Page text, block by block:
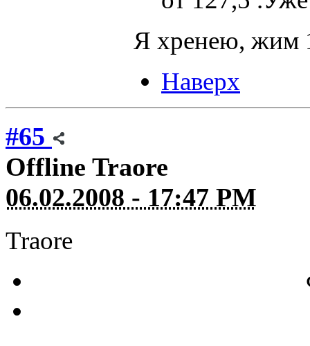
Я хренею, жим
Наверх
#65
Offline Traore
06.02.2008 - 17:47 PM
Traore